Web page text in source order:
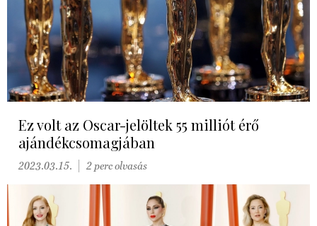
Ez volt az Oscar-jelöltek 55 milliót érő
ajándékcsomagjában
2023.03.15. 2 perc olvasás